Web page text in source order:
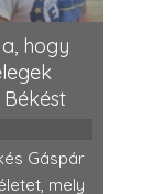
hogy
Gáspár
mely